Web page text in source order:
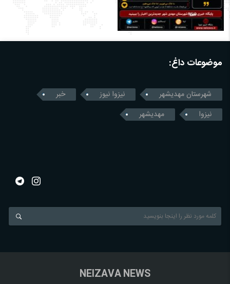
موضوعات داغ:
شهرستان مهدیشهر نیزوا نیوز
خبر
نیزوا
مهدیشهر
NEIZAVA NEWS